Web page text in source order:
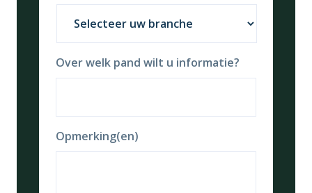
Over welk pand wilt u informatie?
Opmerking(en)